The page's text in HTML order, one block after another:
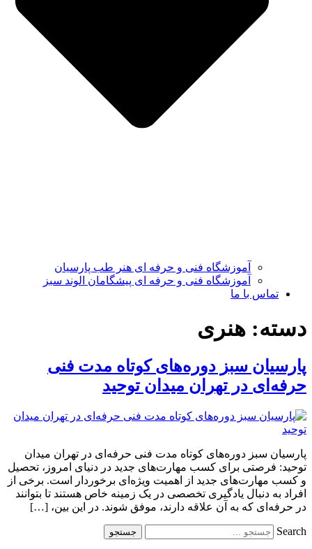
آموزشگاه فنی و حرفه ای هنر طب پارسیان
آموزشگاه فنی و حرفه ای پیشگامان الوند سبز
تماس با ما
دسته: هنری
پارسیان سبز دوره‌های کوتاه مدت فنی
حرفه‌ای در تهران میدان توحید
پارسیان سبز دوره‌های کوتاه مدت فنی حرفه‌ای در تهران میدان
توحید: فرصتی برای کسب مهارت‌های جدید در دنیای امروز، تحصیل
و کسب مهارت‌های جدید از اهمیت ویژه‌ای برخوردار است. برخی از
افراد به دنبال یادگیری تخصصی در یک زمینه خاص هستند تا بتوانند
در حرفه‌ای که به آن علاقه دارند، موفق شوند. در این بین، […]
Search جستجو